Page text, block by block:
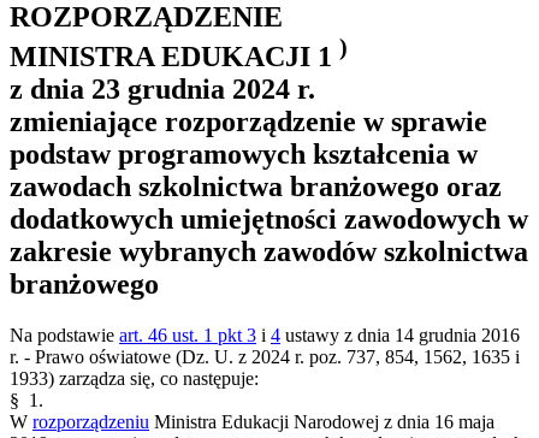
ROZPORZĄDZENIE
MINISTRA EDUKACJI 1 )
z dnia 23 grudnia 2024 r.
zmieniające rozporządzenie w sprawie
podstaw programowych kształcenia w
zawodach szkolnictwa branżowego oraz
dodatkowych umiejętności zawodowych w
zakresie wybranych zawodów szkolnictwa
branżowego
Na podstawie art. 46 ust. 1 pkt 3 i 4 ustawy z dnia 14 grudnia 2016
r. - Prawo oświatowe (Dz. U. z 2024 r. poz. 737, 854, 1562, 1635 i
1933) zarządza się, co następuje:
§ 1.
W rozporządzeniu Ministra Edukacji Narodowej z dnia 16 maja